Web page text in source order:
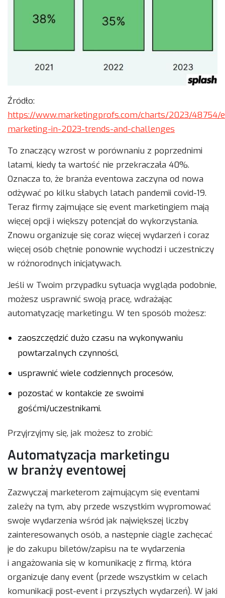
Źródło:
https://www.marketingprofs.com/charts/2023/48754/
marketing-in-2023-trends-and-challenges
To znaczący wzrost w porównaniu z poprzednimi
latami, kiedy ta wartość nie przekraczała 40%.
Oznacza to, że branża eventowa zaczyna od nowa
odżywać po kilku słabych latach pandemii covid-19.
Teraz firmy zajmujące się event marketingiem mają
więcej opcji i większy potencjał do wykorzystania.
Znowu organizuje się coraz więcej wydarzeń i coraz
więcej osób chętnie ponownie wychodzi i uczestniczy
w różnorodnych inicjatywach.
Jeśli w Twoim przypadku sytuacja wygląda podobnie,
możesz usprawnić swoją pracę, wdrażając
automatyzację marketingu. W ten sposób możesz:
zaoszczędzić dużo czasu na wykonywaniu
powtarzalnych czynności,
usprawnić wiele codziennych procesów,
pozostać w kontakcie ze swoimi
gośćmi/uczestnikami.
Przyjrzyjmy się, jak możesz to zrobić:
Automatyzacja marketingu
w branży eventowej
Zazwyczaj marketerom zajmującym się eventami
zależy na tym, aby przede wszystkim wypromować
swoje wydarzenia wśród jak największej liczby
zainteresowanych osób, a następnie ciągle zachęcać
je do zakupu biletów/zapisu na te wydarzenia
i angażowania się w komunikację z firmą, która
organizuje dany event (przede wszystkim w celach
komunikacji post-event i przyszłych wydarzeń). W jaki